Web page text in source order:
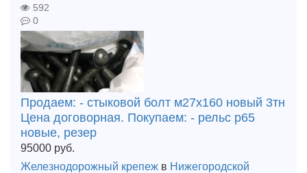
592
0
Продаем: - стыковой болт м27х160 новый 3тн
Цена договорная. Покупаем: - рельс р65
новые, резер
95000 руб.
Железнодорожный крепеж в Нижегородской